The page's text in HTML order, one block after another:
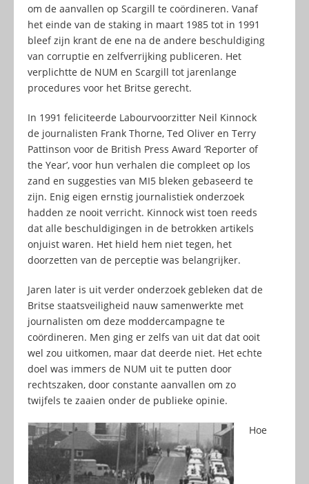
om de aanvallen op Scargill te coördineren. Vanaf
het einde van de staking in maart 1985 tot in 1991
bleef zijn krant de ene na de andere beschuldiging
van corruptie en zelfverrijking publiceren. Het
verplichtte de NUM en Scargill tot jarenlange
procedures voor het Britse gerecht.
In 1991 feliciteerde Labourvoorzitter Neil Kinnock
de journalisten Frank Thorne, Ted Oliver en Terry
Pattinson voor de British Press Award ‘Reporter of
the Year’, voor hun verhalen die compleet op los
zand en suggesties van MI5 bleken gebaseerd te
zijn. Enig eigen ernstig journalistiek onderzoek
hadden ze nooit verricht. Kinnock wist toen reeds
dat alle beschuldigingen in de betrokken artikels
onjuist waren. Het hield hem niet tegen, het
doorzetten van de perceptie was belangrijker.
Jaren later is uit verder onderzoek gebleken dat de
Britse staatsveiligheid nauw samenwerkte met
journalisten om deze moddercampagne te
coördineren. Men ging er zelfs van uit dat dat ooit
wel zou uitkomen, maar dat deerde niet. Het echte
doel was immers de NUM uit te putten door
rechtszaken, door constante aanvallen om zo
twijfels te zaaien onder de publieke opinie.
Hoe